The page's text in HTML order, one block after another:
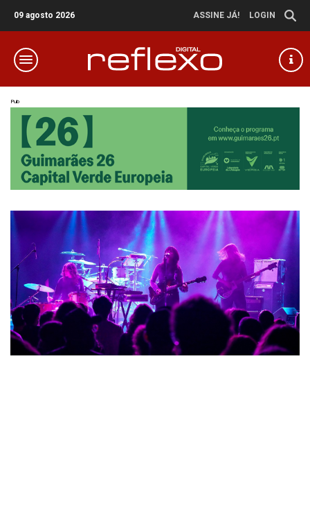
09 agosto 2026 ASSINE JÁ! LOGIN
Pub